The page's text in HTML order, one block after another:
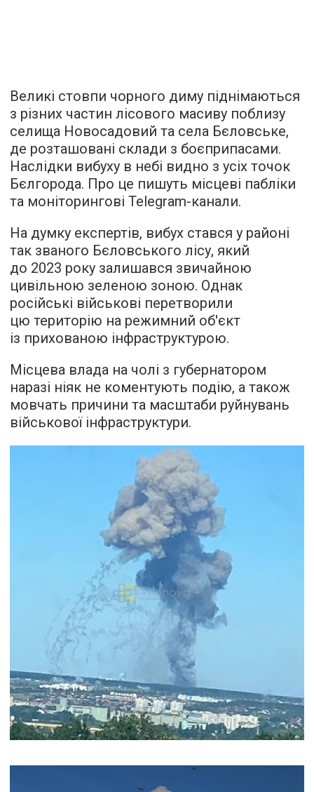
Великі стовпи чорного диму піднімаються
з різних частин лісового масиву поблизу
селища Новосадовий та села Бєловське,
де розташовані склади з боєприпасами.
Наслідки вибуху в небі видно з усіх точок
Бєлгорода. Про це пишуть місцеві пабліки
та моніторингові Telegram-канали.
На думку експертів, вибух стався у районі
так званого Бєловського лісу, який
до 2023 року залишався звичайною
цивільною зеленою зоною. Однак
російські військові перетворили
цю територію на режимний об'єкт
із прихованою інфраструктурою.
Місцева влада на чолі з губернатором
наразі ніяк не коментують подію, а також
мовчать причини та масштаби руйнувань
військової інфраструктури.